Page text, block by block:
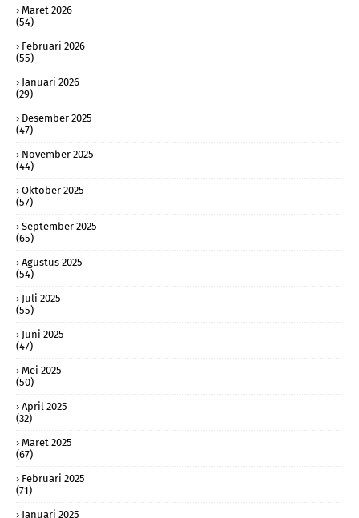
Maret 2026
(54)
Februari 2026
(55)
Januari 2026
(29)
Desember 2025
(47)
November 2025
(44)
Oktober 2025
(57)
September 2025
(65)
Agustus 2025
(54)
Juli 2025
(55)
Juni 2025
(47)
Mei 2025
(50)
April 2025
(32)
Maret 2025
(67)
Februari 2025
(71)
Januari 2025